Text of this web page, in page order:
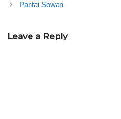
Pantai Sowan
Leave a Reply